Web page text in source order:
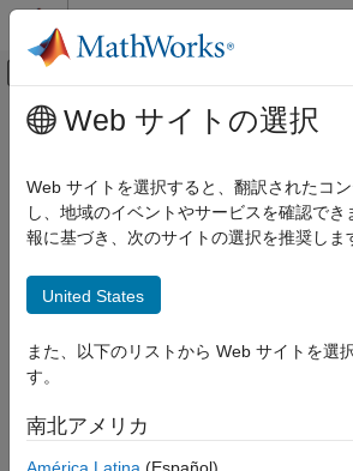
コンテンツへスキップ
オフキャンバス ナビ
ドキュメンテーションのホーム
カテゴリ
Computer Vision Toolbox
Computer Vision Toolbox 入門
特徴の検出、抽出、およびマッチング
ビデオ
オブジェクトの検出とセグメント化
視覚言語モデル
カメラのキャリブレーション
メインコンテンツ
Web サイトの選択
Web サイトを選択すると、翻訳されたコ
し、地域のイベントやサービスを確認で
報に基づき、次のサイトの選択を推奨しま
United States
また、以下のリストから Web サイトを選
す。
南北アメリカ
América Latina (Español)